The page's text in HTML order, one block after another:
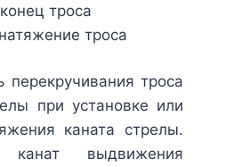
троса
троса
перекручивания троса
при установке или
каната стрелы.
канат выдвижения